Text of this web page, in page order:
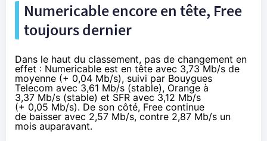
Numericable encore en tête, Free
toujours dernier
Dans le haut du classement, pas de changement en
effet : Numericable est en tête avec 3,73 Mb/s de
moyenne (+ 0,04 Mb/s), suivi par Bouygues
Telecom avec 3,61 Mb/s (stable), Orange à
3,37 Mb/s (stable) et SFR avec 3,12 Mb/s
(+ 0,05 Mb/s). De son côté, Free continue
de baisser avec 2,57 Mb/s, contre 2,87 Mb/s un
mois auparavant.